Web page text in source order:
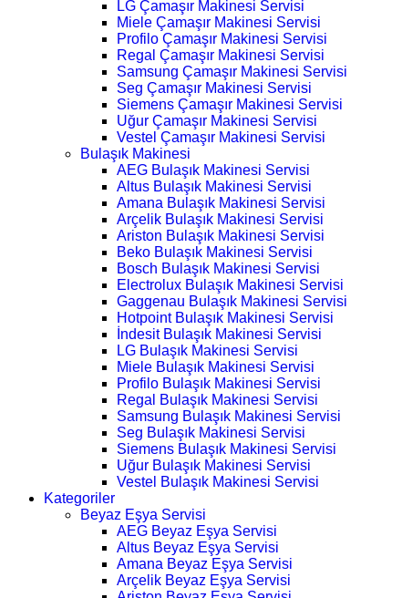
LG Çamaşır Makinesi Servisi
Miele Çamaşır Makinesi Servisi
Profilo Çamaşır Makinesi Servisi
Regal Çamaşır Makinesi Servisi
Samsung Çamaşır Makinesi Servisi
Seg Çamaşır Makinesi Servisi
Siemens Çamaşır Makinesi Servisi
Uğur Çamaşır Makinesi Servisi
Vestel Çamaşır Makinesi Servisi
Bulaşık Makinesi
AEG Bulaşık Makinesi Servisi
Altus Bulaşık Makinesi Servisi
Amana Bulaşık Makinesi Servisi
Arçelik Bulaşık Makinesi Servisi
Ariston Bulaşık Makinesi Servisi
Beko Bulaşık Makinesi Servisi
Bosch Bulaşık Makinesi Servisi
Electrolux Bulaşık Makinesi Servisi
Gaggenau Bulaşık Makinesi Servisi
Hotpoint Bulaşık Makinesi Servisi
İndesit Bulaşık Makinesi Servisi
LG Bulaşık Makinesi Servisi
Miele Bulaşık Makinesi Servisi
Profilo Bulaşık Makinesi Servisi
Regal Bulaşık Makinesi Servisi
Samsung Bulaşık Makinesi Servisi
Seg Bulaşık Makinesi Servisi
Siemens Bulaşık Makinesi Servisi
Uğur Bulaşık Makinesi Servisi
Vestel Bulaşık Makinesi Servisi
Kategoriler
Beyaz Eşya Servisi
AEG Beyaz Eşya Servisi
Altus Beyaz Eşya Servisi
Amana Beyaz Eşya Servisi
Arçelik Beyaz Eşya Servisi